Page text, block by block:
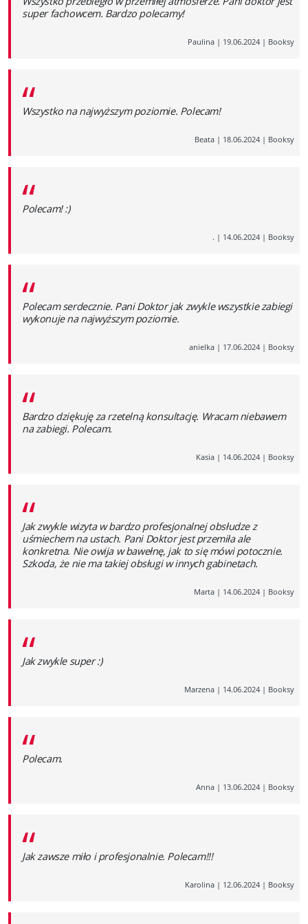
super fachowcem. Bardzo polecamy!
Paulina | 19.06.2024 | Booksy
“
Wszystko na najwyższym poziomie. Polecam!
Beata | 18.06.2024 | Booksy
“
Polecam! :)
. | 14.06.2024 | Booksy
“
Polecam serdecznie. Pani Doktor jak zwykle wszystkie zabiegi
wykonuje na najwyższym poziomie.
anielka | 17.06.2024 | Booksy
“
Bardzo dziękuję za rzetelną konsultację. Wracam niebawem
na zabiegi. Polecam.
Kasia | 14.06.2024 | Booksy
“
Jak zwykle wizyta w bardzo profesjonalnej obsłudze z
uśmiechem na ustach. Pani Doktor jest przemiła ale
konkretna. Nie owija w bawełnę, jak to się mówi potocznie.
Szkoda, że nie ma takiej obsługi w innych gabinetach.
Marta | 14.06.2024 | Booksy
“
Jak zwykle super :)
Marzena | 14.06.2024 | Booksy
“
Polecam.
Anna | 13.06.2024 | Booksy
“
Jak zawsze miło i profesjonalnie. Polecam!!!
Karolina | 12.06.2024 | Booksy